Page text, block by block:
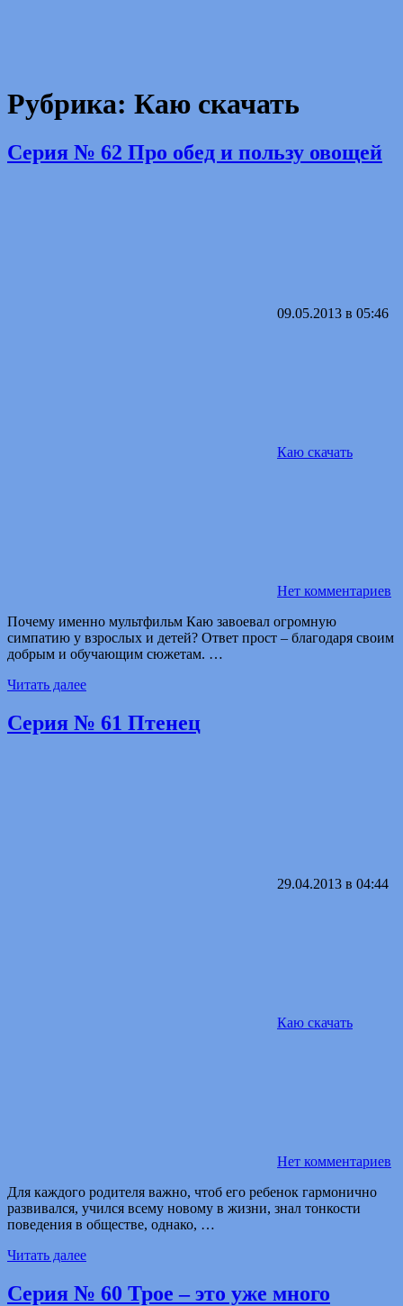
Рубрика: Каю скачать
Серия № 62 Про обед и пользу овощей
09.05.2013 в 05:46
Каю скачать
Нет комментариев
Почему именно мультфильм Каю завоевал огромную
симпатию у взрослых и детей? Ответ прост – благодаря своим
добрым и обучающим сюжетам. …
Читать далее
Серия № 61 Птенец
29.04.2013 в 04:44
Каю скачать
Нет комментариев
Для каждого родителя важно, чтоб его ребенок гармонично
развивался, учился всему новому в жизни, знал тонкости
поведения в обществе, однако, …
Читать далее
Серия № 60 Трое – это уже много